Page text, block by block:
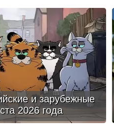
и зарубежные
2026 года